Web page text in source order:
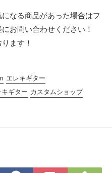
なる商品があった場合はフ
お問い合わせください！
ます！
エレキギター
キギター カスタムショップ